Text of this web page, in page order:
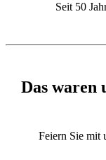
Seit 50
Das waren
Feiern Sie mit